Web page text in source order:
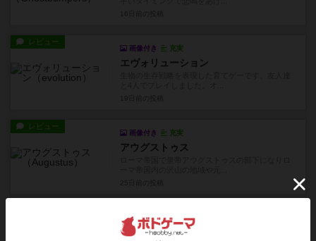
レビュー
画像付き 充実
エヴォリューション
レビュー
画像付き 充実
アウグストゥス
画像付き 充実
ノームの村 / シュッテルス